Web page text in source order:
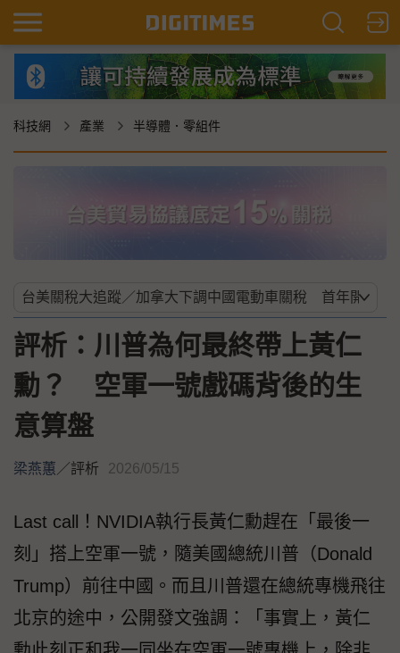
科技網 產業 半導體．零組件
評析：川普為何最終帶上黃仁
勳？ 空軍一號戲碼背後的生
意算盤
梁燕蕙 ／評析 2026/05/15
Last call！NVIDIA執行長黃仁勳趕在「最後一
刻」搭上空軍一號，隨美國總統川普（Donald
Trump）前往中國。而且川普還在總統專機飛往
北京的途中，公開發文強調：「事實上，黃仁